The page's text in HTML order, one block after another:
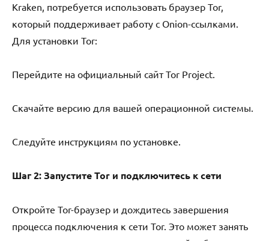
Kraken, потребуется использовать браузер Tor,
который поддерживает работу с Onion-ссылками.
Для установки Tor:
Перейдите на официальный сайт Tor Project.
Скачайте версию для вашей операционной системы.
Следуйте инструкциям по установке.
Шаг 2: Запустите Tor и подключитесь к сети
Откройте Tor-браузер и дождитесь завершения
процесса подключения к сети Tor. Это может занять